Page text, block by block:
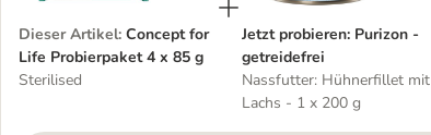
Dieser Artikel: Concept for
Life Probierpaket 4 x 85 g
Sterilised
Jetzt probieren: Purizon -
getreidefrei
Nassfutter: Hühnerfillet mit
Lachs - 1 x 200 g